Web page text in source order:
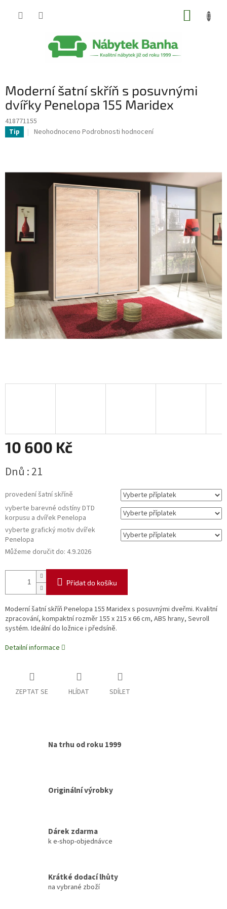
Moderní šatní skříň s posuvnými
dvířky Penelopa 155 Maridex
418771155
Tip
Průměrné
0,0
hvězdiček.
Neohodnoceno Podrobnosti hodnocení
10 600 Kč
cena:
Dnů : 21
provedení šatní skříně
vyberte barevné odstíny DTD
korpusu a dvířek Penelopa
vyberte grafický motiv dvířek
Penelopa
Můžeme doručit do: 4.9.2026
Přidat do košíku
Moderní šatní skříň Penelopa 155 Maridex s posuvnými dveřmi. Kvalitní
zpracování, kompaktní rozměr 155 x 215 x 66 cm, ABS hrany, Sevroll
systém. Ideální do ložnice i předsíně.
Detailní informace
ZEPTAT SE HLÍDAT SDÍLET
Na trhu od roku 1999
Originální výrobky
Dárek zdarma
k e-shop-objednávce
Krátké dodací lhůty
na vybrané zboží